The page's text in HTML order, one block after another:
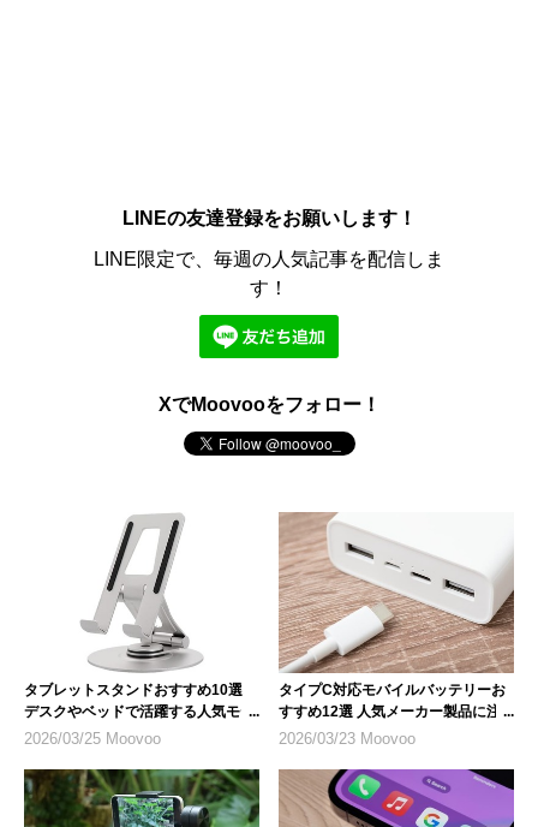
LINEの友達登録をお願いします！
LINE限定で、毎週の人気記事を配信しま
す！
XでMoovooをフォロー！
タブレットスタンドおすすめ10選
デスクやベッドで活躍する人気モデ
ル
2026/03/25 Moovoo
タイプC対応モバイルバッテリーお
すすめ12選 人気メーカー製品に注
目
2026/03/23 Moovoo